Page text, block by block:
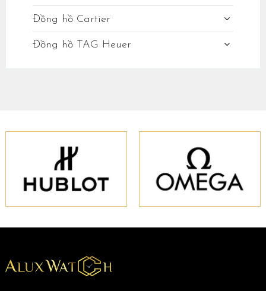
Đồng hồ Cartier
Đồng hồ TAG Heuer